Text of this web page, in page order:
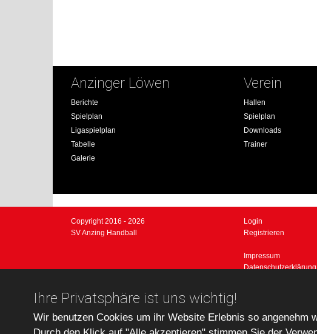
Anzinger Löwen
Berichte
Spielplan
Ligaspielplan
Tabelle
Galerie
Verein
Hallen
Spielplan
Downloads
Trainer
Copyright 2016 - 2026
SV Anzing Handball
Login
Registrieren
Impressum
Datenschutzerklärung